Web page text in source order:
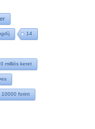
14
milliós keret
10000 forint